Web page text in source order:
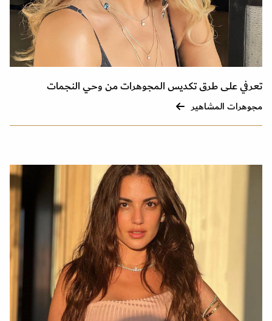
تعرفي على طرق تكديس المجوهرات من وحي النجمات
مجوهرات المشاهير